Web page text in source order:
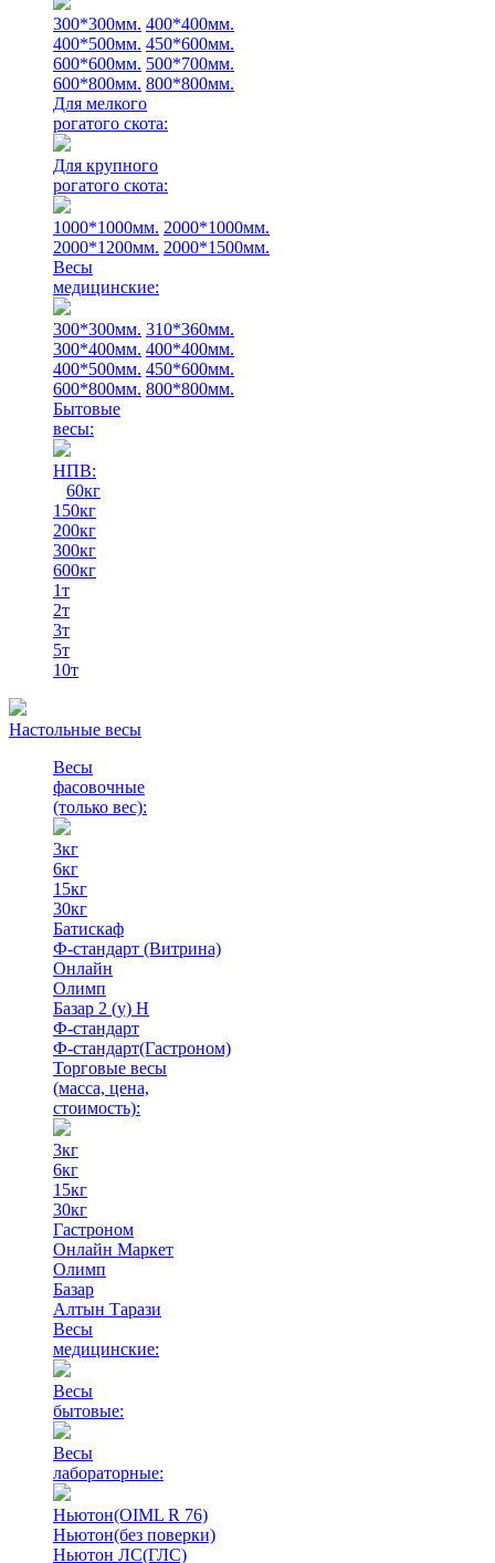
300*300мм. 400*400мм.
400*500мм. 450*600мм.
600*600мм. 500*700мм.
600*800мм. 800*800мм.
Для мелкого
рогатого скота:
Для крупного
рогатого скота:
1000*1000мм. 2000*1000мм.
2000*1200мм. 2000*1500мм.
Весы
медицинские:
300*300мм. 310*360мм.
300*400мм. 400*400мм.
400*500мм. 450*600мм.
600*800мм. 800*800мм.
Бытовые
весы:
НПВ:
60кг
150кг
200кг
300кг
600кг
1т
2т
3т
5т
10т
Настольные весы
Весы
фасовочные
(только вес):
3кг
6кг
15кг
30кг
Батискаф
Ф-стандарт (Витрина)
Онлайн
Олимп
Базар 2 (у) Н
Ф-стандарт
Ф-стандарт(Гастроном)
Торговые весы
(масса, цена,
стоимость):
3кг
6кг
15кг
30кг
Гастроном
Онлайн Маркет
Олимп
Базар
Алтын Тарази
Весы
медицинские:
Весы
бытовые:
Весы
лабораторные:
Ньютон(OIML R 76)
Ньютон(без поверки)
Ньютон ЛС(ГЛС)